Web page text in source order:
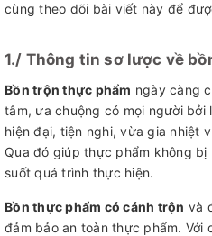
cùng theo dõi bài viết này để
1./ Thông tin sơ lược về
Bồn trộn thực phẩm ngày càng
tâm, ưa chuộng có mọi người bởi
hiện đại, tiện nghi, vừa gia nhiệt
Qua đó giúp thực phẩm không
suốt quá trình thực hiện.
Bồn thực phẩm có cánh trộn và
đảm bảo an toàn thực phẩm.